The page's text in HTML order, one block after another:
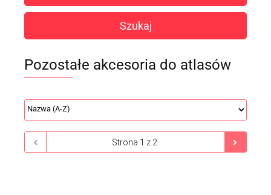
Szukaj
Pozostałe akcesoria do atlasów